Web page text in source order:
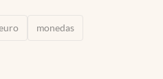
monedas